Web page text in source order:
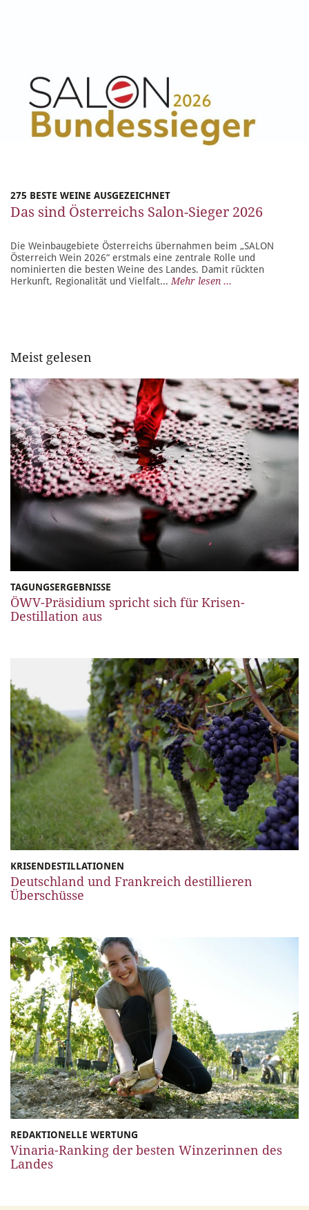
275 BESTE WEINE AUSGEZEICHNET
Das sind Österreichs Salon-Sieger 2026
Die Weinbaugebiete Österreichs übernahmen beim „SALON
Österreich Wein 2026“ erstmals eine zentrale Rolle und
nominierten die besten Weine des Landes. Damit rückten
Herkunft, Regionalität und Vielfalt... Mehr lesen ...
Meist gelesen
TAGUNGSERGEBNISSE
ÖWV-Präsidium spricht sich für Krisen-
Destillation aus
KRISENDESTILLATIONEN
Deutschland und Frankreich destillieren
Überschüsse
REDAKTIONELLE WERTUNG
Vinaria-Ranking der besten Winzerinnen des
Landes